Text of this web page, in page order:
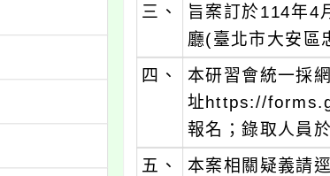
三、
旨案訂於114年4
廳(臺北市大安區
四、
本研習會統一採
址https://
報名；錄取人員
五、
本案相關疑義請